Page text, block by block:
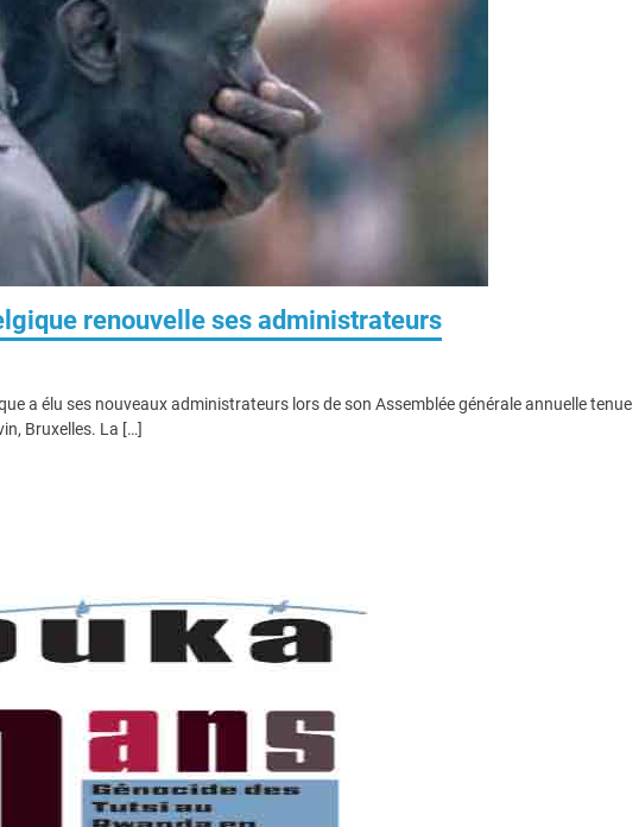
renouvelle ses administrateurs
a élu ses nouveaux administrateurs lors de son Assemblée générale annuelle tenue
Bruxelles. La […]